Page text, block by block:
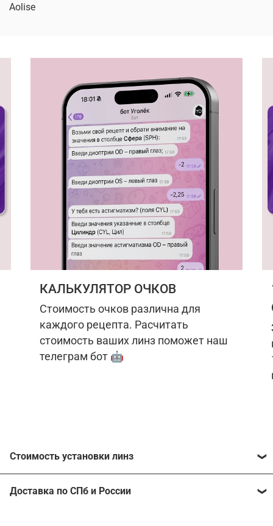
Aolise
КАЛЬКУЛЯТОР ОЧКОВ
Стоимость очков различна для
каждого рецепта. Расчитать
стоимость ваших линз поможет наш
телеграм бот 🤖
Стоимость установки линз
Расчитать стоимость ваших линз поможет
Доставка по СПб и России